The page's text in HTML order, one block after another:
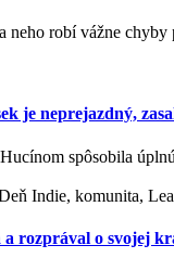
neho robí vážne
je neprejazdný,
spôsobila
Indie, komunita,
rozprával o svojej